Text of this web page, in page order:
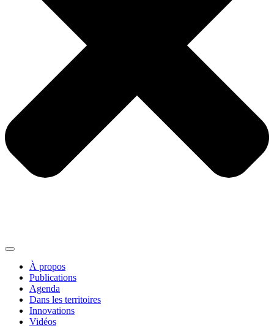
À propos
Publications
Agenda
Dans les territoires
Innovations
Vidéos